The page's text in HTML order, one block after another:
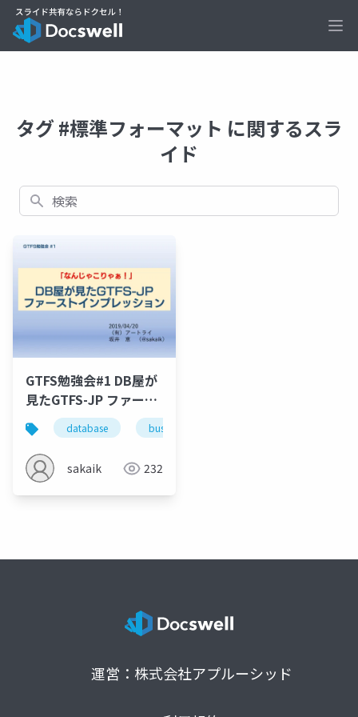
タグ #標準フォーマット に関するスラ
イド
検索
GTFS勉強会#1 DB屋が
見たGTFS-JP ファース
ト・インプレッション
database bus
sakaik 232
運営：株式会社アプルーシッド